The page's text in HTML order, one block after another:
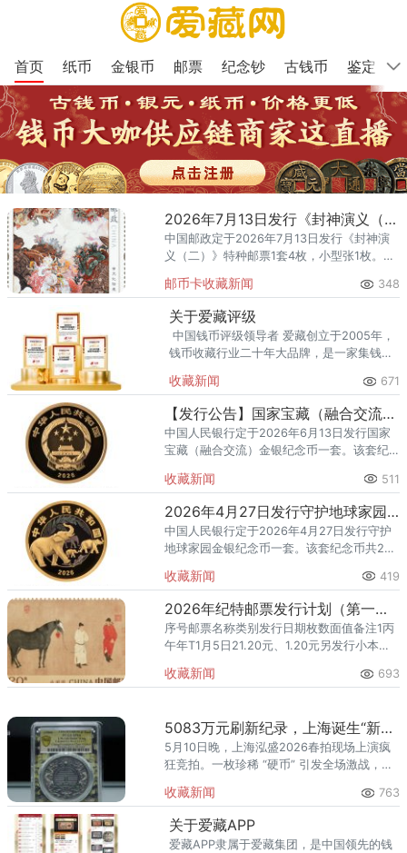
首页 纸币 金银币 邮票 纪念钞 古钱币 鉴定
2026年7月13日发行《封神演义（二）》特种邮票1套4枚
中国邮政定于2026年7月13日发行《封神演
义（二）》特种邮票1套4枚，小型张1枚。详
序 图名 面值 （4-1）
T 黄天化除魔
邮币卡收藏新闻 348
关于爱藏评级
中国钱币评级领导者 爱藏创立于2005年，
钱币收藏行业二十年大品牌，是一家集钱币
务公司。旗下爱藏评级成立于2016年，是
收藏新闻 671
【发行公告】国家宝藏（融合交流）金银纪念币
中国人民银行定于2026年6月13日发行国家
宝藏（融合交流）金银纪念币一套。该套纪
币3枚，均为中华人民共和国法定货币。一、
纪念币图案（一）正
收藏新闻 511
2026年4月27日发行守护地球家园金银纪念币一套
中国人民银行定于2026年4月27日发行守护
地球家园金银纪念币一套。该套纪念币共2
为中华人民共和国法定货币。一、纪念币图
案（一）正面图案。
收藏新闻 419
2026年纪特邮票发行计划（第一批）
序号邮票名称类别发行日期枚数面值备注1丙
午年T1月5日21.20元、1.20元另发行小本
1.20元、1.50元3第十五届中国国际园林博
收藏新闻 693
5083万元刷新纪录，上海诞生“新币王”！网友：每次举牌都是一套房
5月10日晚，上海泓盛2026春拍现场上演疯
狂竞拍。一枚珍稀 “硬币” 引发全场激战，竞
终，这枚钱币以含佣金5083万元天价落槌，
不仅刷新中国钱
收藏新闻 763
关于爱藏APP
爱藏APP隶属于爱藏集团，是中国领先的钱